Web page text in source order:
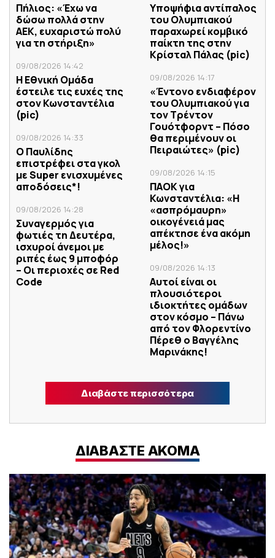
Πήλιος: «Έχω να
δώσω πολλά στην
ΑΕΚ, ευχαριστώ πολύ
για τη στήριξη»
09/08/2026 14:42
Η Εθνική Ομάδα
έστειλε τις ευχές της
στον Κωνσταντέλια
(pic)
09/08/2026 14:33
Ο Παυλίδης
επιστρέφει στα γκολ
με Super ενισχυμένες
αποδόσεις*!
09/08/2026 14:28
Συναγερμός για
φωτιές τη Δευτέρα,
ισχυροί άνεμοι με
ριπές έως 9 μποφόρ
– Οι περιοχές σε Red
Code
Υποψήφια αντίπαλος
του Ολυμπιακού
παραχωρεί κομβικό
παίκτη της στην
Κρίσταλ Πάλας (pic)
09/08/2026 14:17
«Έντονο ενδιαφέρον
του Ολυμπιακού για
τον Τρέντον
Γουότφορντ – Πόσο
θα περιμένουν οι
Πειραιώτες» (pic)
09/08/2026 14:15
ΠΑΟΚ για
Κωνσταντέλια: «Η
«ασπρόμαυρη»
οικογένειά μας
απέκτησε ένα ακόμη
μέλος!»
09/08/2026 14:13
Αυτοί είναι οι
πλουσιότεροι
ιδιοκτήτες ομάδων
στον κόσμο – Πάνω
από τον Φλορεντίνο
Πέρεθ ο Βαγγέλης
Μαρινάκης!
Διαβάστε περισσότερα
ΔΙΑΒΑΣΤΕ ΑΚΟΜΑ